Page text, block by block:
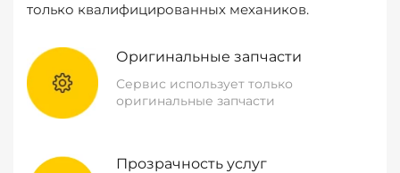
только квалифицированных механиков.
Оригинальные запчасти
Сервис использует только
оригинальные запчасти
Прозрачность услуг